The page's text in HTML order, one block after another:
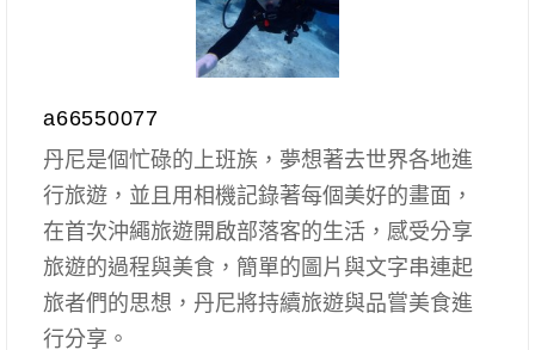
a66550077
丹尼是個忙碌的上班族，夢想著去世界各地進
行旅遊，並且用相機記錄著每個美好的畫面，
在首次沖繩旅遊開啟部落客的生活，感受分享
旅遊的過程與美食，簡單的圖片與文字串連起
旅者們的思想，丹尼將持續旅遊與品嘗美食進
行分享。